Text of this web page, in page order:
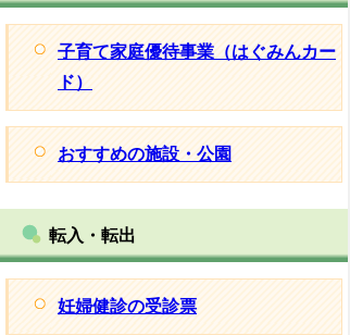
子育て家庭優待事業（はぐみんカー
ド）
おすすめの施設・公園
転入・転出
妊婦健診の受診票